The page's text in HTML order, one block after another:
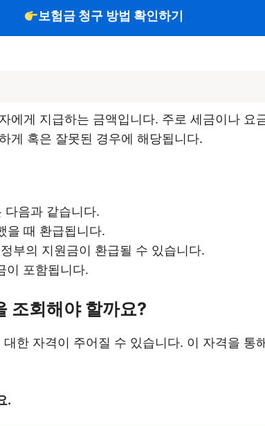
보험금 청구 방법 확인하기
에게 지급하는 금액입니다. 주로 세금이나 요
게 혹은 잘못된 경우에 해당됩니다.
다음과 같습니다.
을 때 환급됩니다.
부의 지원금이 환급될 수 있습니다.
이 포함됩니다.
조회해야 할까요?
한 자격이 주어질 수 있습니다. 이 자격을 통
.